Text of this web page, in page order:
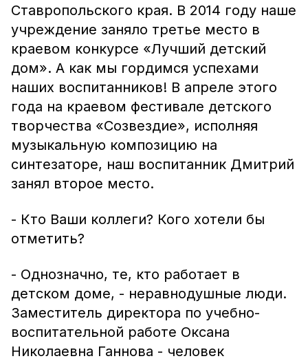
Ставропольского края. В 2014 году наше
учреждение заняло третье место в
краевом конкурсе «Лучший детский
дом». А как мы гордимся успехами
наших воспитанников! В апреле этого
года на краевом фестивале детского
творчества «Созвездие», исполняя
музыкальную композицию на
синтезаторе, наш воспитанник Дмитрий
занял второе место.
- Кто Ваши коллеги? Кого хотели бы
отметить?
- Однозначно, те, кто работает в
детском доме, - неравнодушные люди.
Заместитель директора по учебно-
воспитательной работе Оксана
Николаевна Ганнова - человек